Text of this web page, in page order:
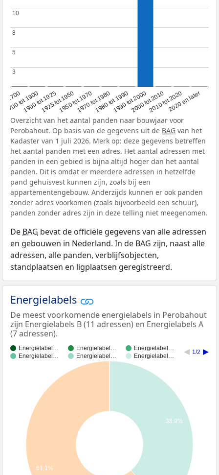
1700
1700 tot 1900
1900 tot 19251925 tot 19501950 tot 19701970 tot 19801980 tot 19901990 tot 20002000 tot 20102010 tot 20202020 en later
3
3
5
5
8
8
10
10
Overzicht van het aantal panden naar bouwjaar voor
Perobahout. Op basis van de gegevens uit de BAG van het
Kadaster van 1 juli 2026. Merk op: deze gegevens betreffen
het aantal panden met een adres. Het aantal adressen met
panden in een gebied is bijna altijd hoger dan het aantal
panden. Dit is omdat er meerdere adressen in hetzelfde
pand gehuisvest kunnen zijn, zoals bij een
appartementengebouw. Anderzijds kunnen er ook panden
zonder adres voorkomen (zoals bijvoorbeeld een schuur),
panden zonder adres zijn in deze telling niet meegenomen.
De BAG bevat de officiële gegevens van alle adressen
en gebouwen in Nederland. In de BAG zijn, naast alle
adressen, alle panden, verblijfsobjecten,
standplaatsen en ligplaatsen geregistreerd.
Energielabels
De meest voorkomende energielabels in Perobahout
zijn Energielabels B (11 adressen) en Energielabels A
(7 adressen).
Energielabel… Energielabel…
Energielabel…
Energielabel…
Energielabel… Energielabel…
1/2
38,9%
61,1%